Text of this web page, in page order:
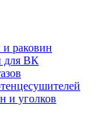
раковин
для ВК
и уголков